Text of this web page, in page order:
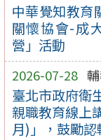
中華覺知教育
關懷協會-成
營」活動
2026-07-28
臺北市政府衛
親職教育線上
月)」，鼓勵